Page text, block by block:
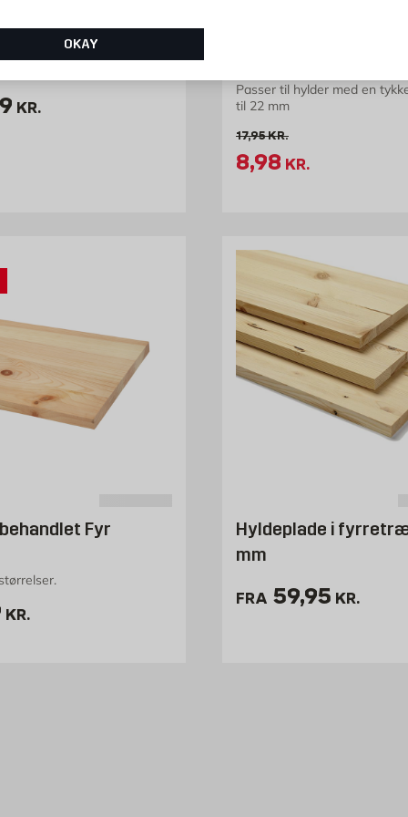
OKAY
i fyrretræ
139 kr. /stk
KR.
Passer til hylder med en
til 22 mm
Gammel pris 17.95 kr. /stk
17,95KR.
Tilbudspris
8,98 KR.
Fyr
89 kr. /stk
KR.
Hyldeplade i
mm
FRA Pris 59.95
59,95 KR.